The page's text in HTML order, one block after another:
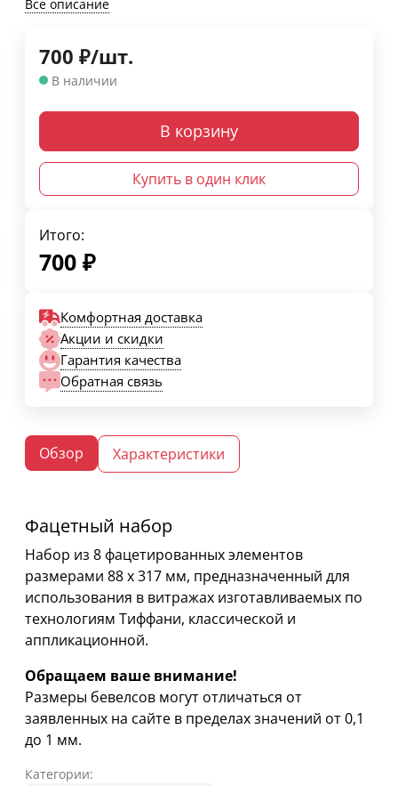
Все описание
700 ₽/шт.
В наличии
В корзину
Купить в один клик
Итого:
700 ₽
Комфортная доставка
Акции и скидки
Гарантия качества
Обратная связь
Обзор Характеристики
Фацетный набор
Набор из 8 фацетированных элементов
размерами 88 х 317 мм, предназначенный для
использования в витражах изготавливаемых по
технологиям Тиффани, классической и
аппликационной.
Обращаем ваше внимание!
Размеры бевелсов могут отличаться от
заявленных на сайте в пределах значений от 0,1
до 1 мм.
Категории: